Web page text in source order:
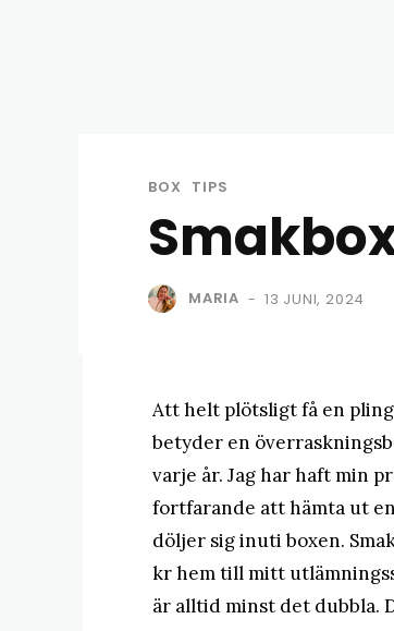
BOX TIPS
MARIA - 13 JUNI, 2024
Att helt plötsligt få en
betyder en
varje år. Jag har haft min
fortfarande att hämta ut
döljer sig inuti boxen.
kr hem till mitt
är alltid minst det dubbla.